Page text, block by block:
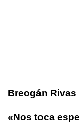
Breogán Rivas
«Nos toca